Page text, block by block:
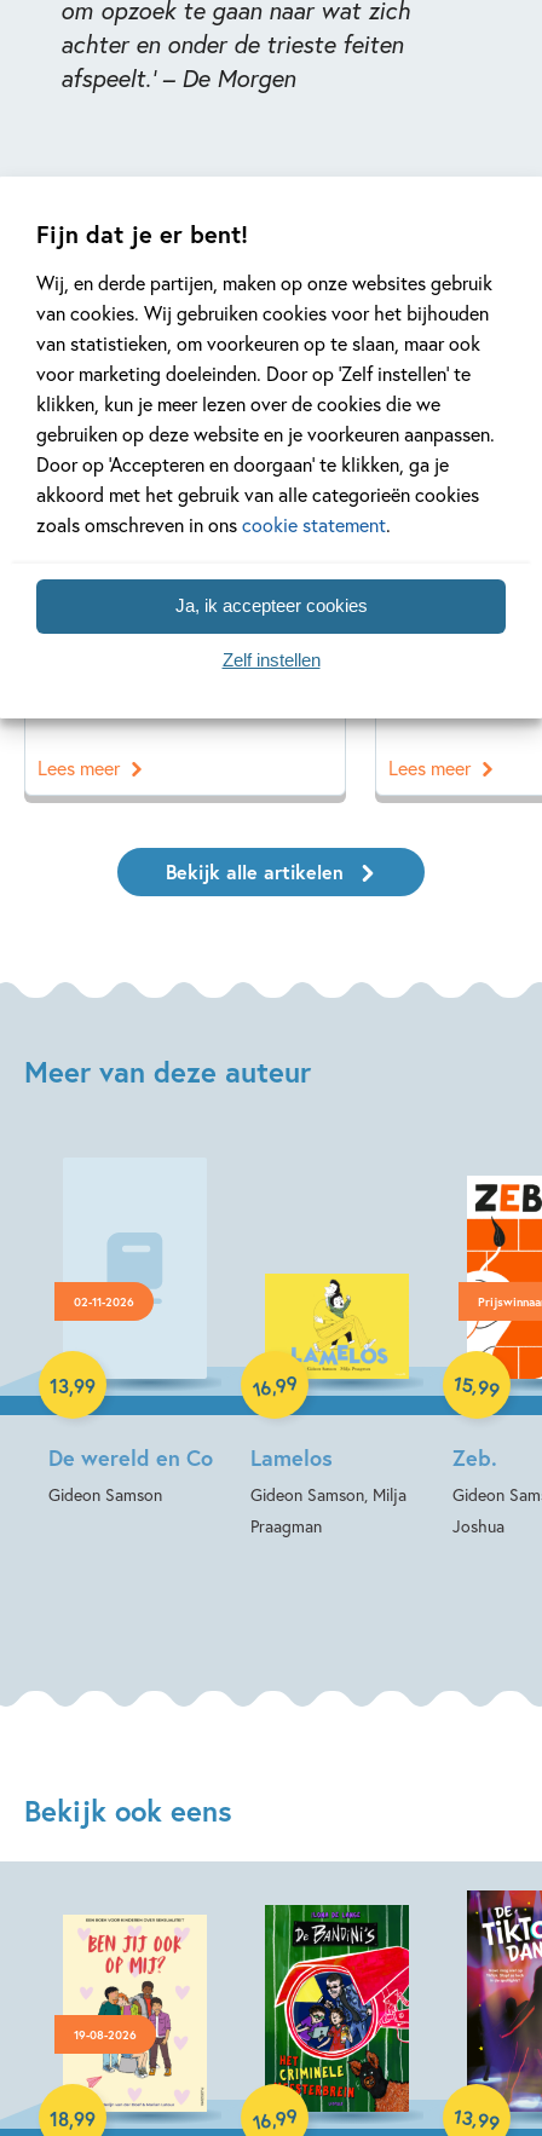
Fijn dat je er bent!
Wij, en derde partijen, maken op onze websites gebruik
van cookies. Wij gebruiken cookies voor het bijhouden
van statistieken, om voorkeuren op te slaan, maar ook
voor marketing doeleinden. Door op ‘Zelf instellen’ te
klikken, kun je meer lezen over de cookies die we
gebruiken op deze website en je voorkeuren aanpassen.
Door op ‘Accepteren en doorgaan’ te klikken, ga je
akkoord met het gebruik van alle categorieën cookies
zoals omschreven in onscookie statement.
Ja, ik accepteer cookies
Zelf instellen
om opzoek te gaan naar wat zich
achter en onder de trieste feiten
afspeelt.' – De Morgen
Gerelateerde artikelen
Ons Kinderpanel leest: ‘De
blauwevinvistemster’
Kinderpanel
Lees meer
Interview
Lees meer
Bekijk alle artikelen
Meer van deze auteur
02-11-2026
De wereld en Co
Gideon Samson
13,99
Hardcover
Lamelos
Gideon Samson, Milja
Praagman
16,99
Hardcover
Zeb.
Gideon
Joshua
15,99
Hardcover
Bekijk ook eens
19-08-2026
18,99
Hardcover 16,99
Hardcover 13,99
Hardcover